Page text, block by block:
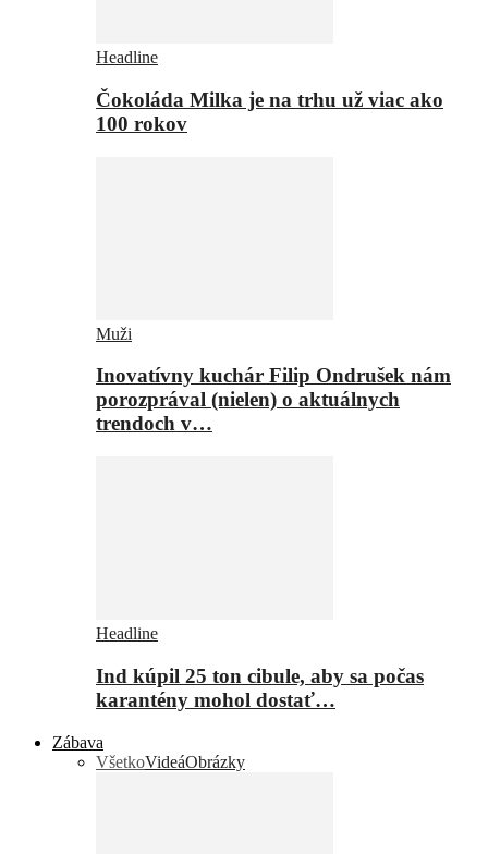
Headline
Čokoláda Milka je na trhu už viac ako
100 rokov
Muži
Inovatívny kuchár Filip Ondrušek nám
porozprával (nielen) o aktuálnych
trendoch v…
Headline
Ind kúpil 25 ton cibule, aby sa počas
karantény mohol dostať…
Zábava
VšetkoVideáObrázky